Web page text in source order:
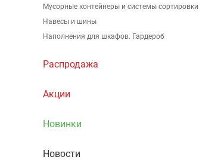
Мусорные контейнеры и системы сортировки
Навесы и шины
Наполнения для шкафов. Гардероб
Распродажа
Акции
Новинки
Новости